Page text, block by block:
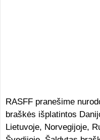
RASFF pranešime
braškės išplatintos
Lietuvoje, Norvegijoje,